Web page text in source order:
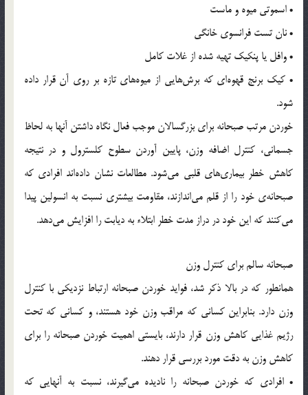
• اسموتی میوه و ماست
• نان تست فرانسوی خانگی
• وافل یا پنکیک تهیه شده از غلات کامل
• کیک برنج قهوه‌ای که برش‌هایی از میوه‌های تازه بر روی آن قرار داده
شود.
خوردن مرتب صبحانه برای بزرگسالان موجب فعال نگاه داشتن آنها به لحاظ
جسمانی، کنترل اضافه وزن، پایین آوردن سطوح کلسترول و در نتیجه
کاهش خطر بیمار‌ی‌های قلبی می‌شود. مطالعات نشان داده‌اند افرادی که
صبحانه‌ی خود را از قلم می‌اندازند، مقاومت بیشتری نسبت به انسولین پیدا
می‌کنند که این خود در دراز مدت خطر ابتلاء به دیابت را افزایش می‌دهد.
صبحانه سالم برای کنترل وزن
همانطور که در بالا ذکر شد، فواید خوردن صبحانه ارتباط نزدیکی با کنترل
وزن دارد. بنابراین کسانی که مراقب وزن خود هستند، و کسانی که تحت
رژیم غذایی کاهش وزن قرار دارند، بایستی اهمیت خوردن صبحانه را برای
کاهش وزن به دقت مورد بررسی قرار دهند.
• افرادی که خوردن صبحانه را نادیده می‌گیرند، نسبت به آنهایی که